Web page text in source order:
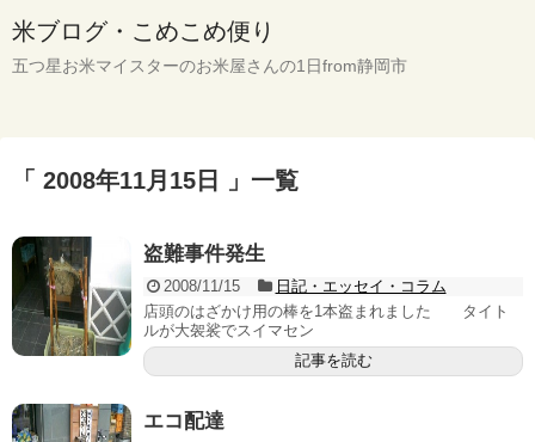
米ブログ・こめこめ便り
五つ星お米マイスターのお米屋さんの1日from静岡市
「 2008年11月15日 」一覧
盗難事件発生
2008/11/15
日記・エッセイ・コラム
店頭のはざかけ用の棒を1本盗まれました タイト
ルが大袈裟でスイマセン
記事を読む
エコ配達